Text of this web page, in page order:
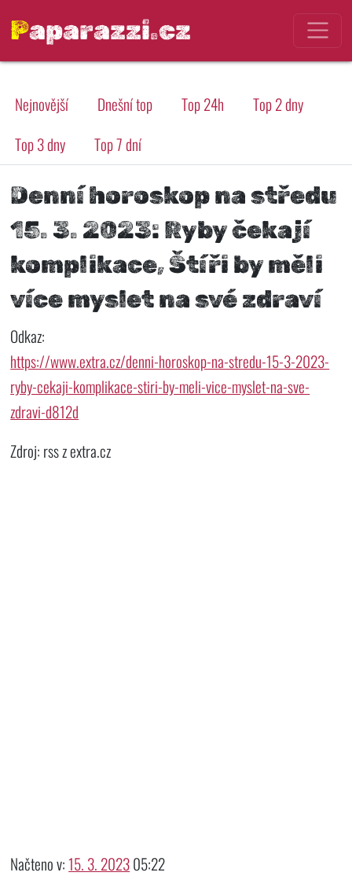
Paparazzi.cz
Nejnovější Dnešní top Top 24h
Top 2 dny
Top 3 dny
Top 7 dní
Denní horoskop na středu
15. 3. 2023: Ryby čekají
komplikace, Štíři by měli
více myslet na své zdraví
Odkaz:
https://www.extra.cz/denni-horoskop-na-stredu-15-3-2023-
ryby-cekaji-komplikace-stiri-by-meli-vice-myslet-na-sve-
zdravi-d812d
Zdroj: rss z extra.cz
Načteno v:15. 3. 202305:22